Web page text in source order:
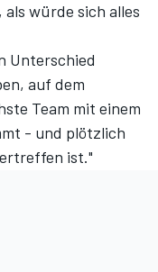
würde sich alles
Unterschied
auf dem
Team mit einem
- und plötzlich
ist."